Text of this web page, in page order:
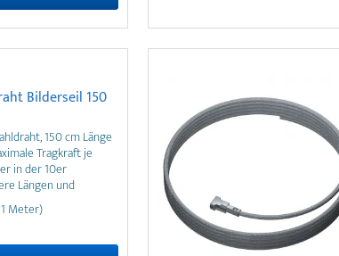
Bilderseil 150
150 cm Länge
Tragkraft je
in der 10er
Längen und
Hersteller erhältlich.
Meter)